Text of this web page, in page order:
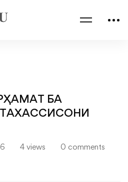
БА
4 views 0 comments